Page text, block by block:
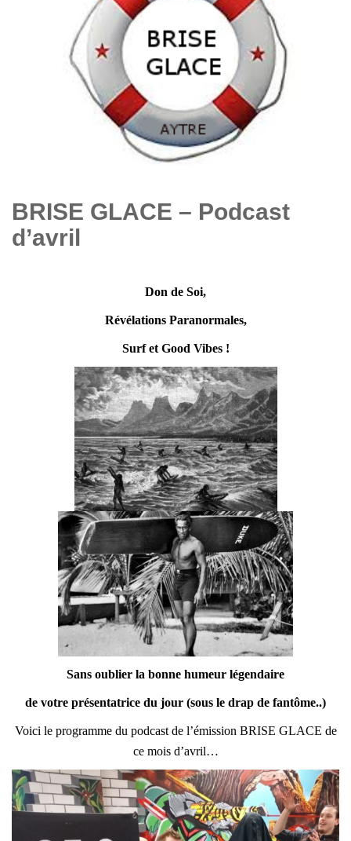
BRISE GLACE – Podcast
d’avril
Don de Soi,
Révélations Paranormales,
Surf et Good Vibes !
Sans oublier la bonne humeur légendaire
de votre présentatrice du jour (sous le drap de fantôme..)
Voici le programme du podcast de l’émission BRISE GLACE de
ce mois d’avril…